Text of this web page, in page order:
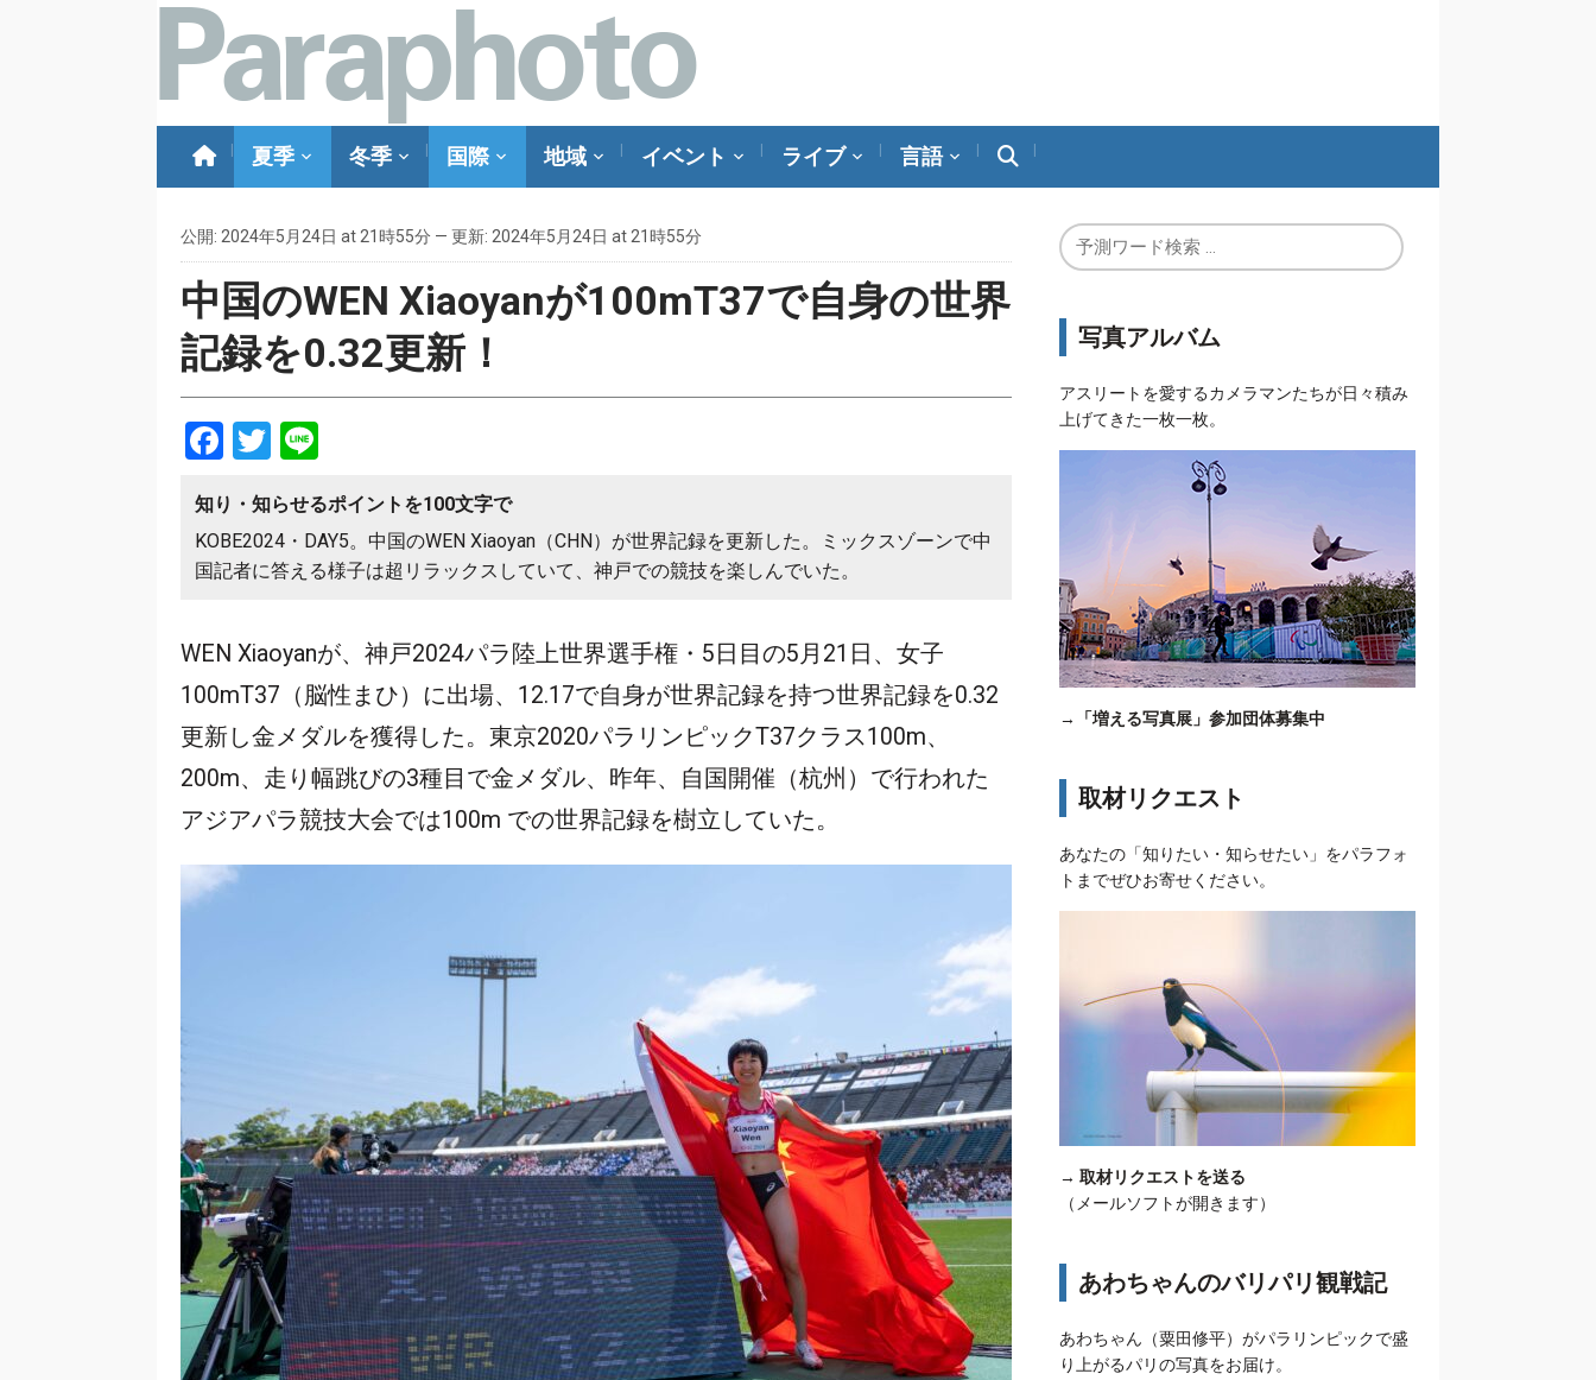
夏季 冬季 国際 地域 イベント ライブ 言語
公開: 2024年5月24日 at 21時55分 — 更新: 2024年5月24日 at 21時55分
中国のWEN Xiaoyanが100mT37で自身の世界
記録を0.32更新！
Facebook
Twitter
知り・知らせるポイントを100文字で
KOBE2024・DAY5。中国のWEN Xiaoyan（CHN）が世界記録を更新した。ミックスゾーンで中
国記者に答える様子は超リラックスしていて、神戸での競技を楽しんでいた。
WEN Xiaoyanが、神戸2024パラ陸上世界選手権・5日目の5月21日、女子
100mT37（脳性まひ）に出場、12.17で自身が世界記録を持つ世界記録を0.32
更新し金メダルを獲得した。東京2020パラリンピックT37クラス100m、
200m、走り幅跳びの3種目で金メダル、昨年、自国開催（杭州）で行われた
アジアパラ競技大会では100m での世界記録を樹立していた。
写真アルバム
アスリートを愛するカメラマンたちが日々積み
上げてきた一枚一枚。
→ 「増える写真展」参加団体募集中
取材リクエスト
あなたの「知りたい・知らせたい」をパラフォ
トまでぜひお寄せください。
→ 取材リクエストを送る
（メールソフトが開きます）
あわちゃんのバリパリ観戦記
あわちゃん（粟田修平）がパラリンピックで盛
り上がるパリの写真をお届け。